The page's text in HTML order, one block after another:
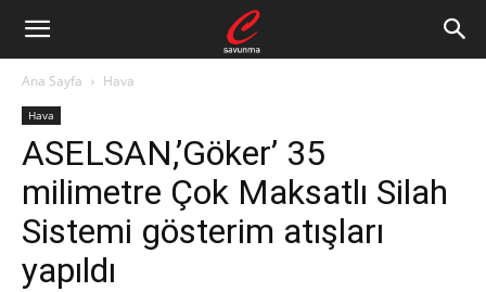
Ana Sayfa Hava
Hava
ASELSAN,’Göker’ 35
milimetre Çok Maksatlı Silah
Sistemi gösterim atışları
yapıldı